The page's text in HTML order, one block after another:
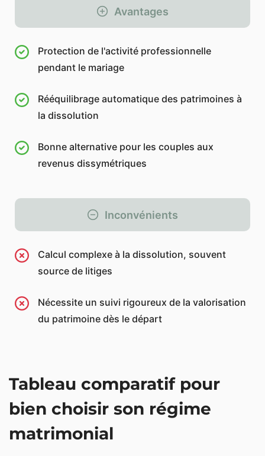
Avantages
Protection de l'activité professionnelle
pendant le mariage
Rééquilibrage automatique des patrimoines à
la dissolution
Bonne alternative pour les couples aux
revenus dissymétriques
Inconvénients
Calcul complexe à la dissolution, souvent
source de litiges
Nécessite un suivi rigoureux de la valorisation
du patrimoine dès le départ
Tableau comparatif pour
bien choisir son régime
matrimonial